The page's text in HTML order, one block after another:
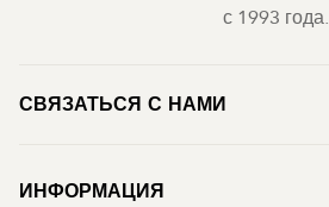
с 1993 года.
СВЯЗАТЬСЯ С НАМИ
ИНФОРМАЦИЯ